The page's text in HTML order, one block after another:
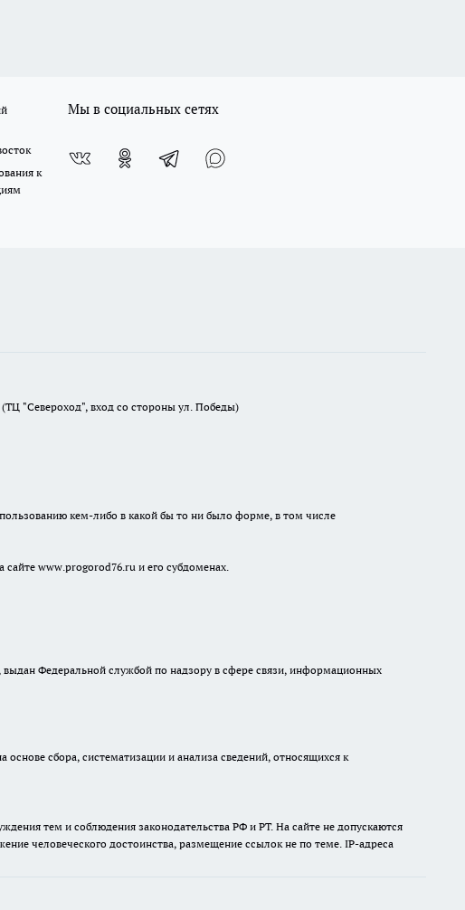
к
Мы в социальных сетях
"Североход", вход со стороны ул. Победы)
кем-либо в какой бы то ни было форме, в том числе
сайте www.progorod76.ru и его субдоменах.
Федеральной службой по надзору в сфере связи, информационных
сбора, систематизации и анализа сведений, относящихся к
тем и соблюдения законодательства РФ и РТ. На сайте не допускаются
человеческого достоинства, размещение ссылок не по теме. IP-адреса